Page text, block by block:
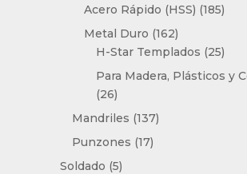
productos
Acero Rápido (HSS) 185185
Metal Duro 162162
productos
H-Star Templados 2525
Para Madera, Plásticos y
2626
productos
Mandriles 137137
Punzones 1717
Soldado 55